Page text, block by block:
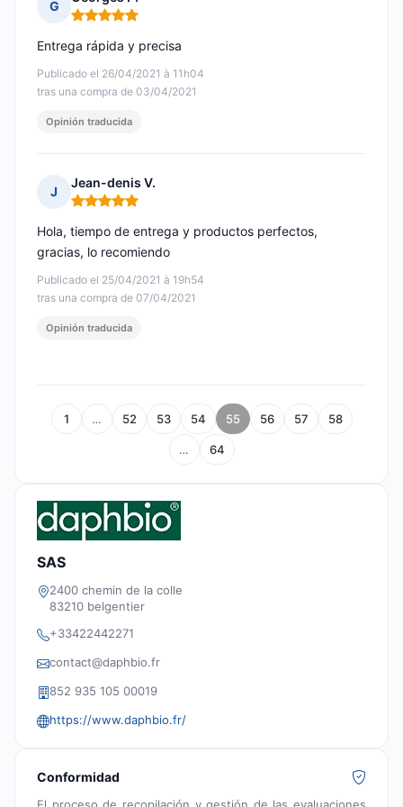
G
Nota: 5 de 5
Publicado el 26/04/2021 à 11h04
tras una compra de 03/04/2021
Entrega rápida y precisa
Opinión traducida
J
Jean-denis V.
Nota: 5 de 5
Publicado el 25/04/2021 à 19h54
tras una compra de 07/04/2021
Hola, tiempo de entrega y productos perfectos,
gracias, lo recomiendo
Opinión traducida
1 … 52 53 54 55 56 57 58
… 64
SAS
2400 chemin de la colle
83210 belgentier
+33422442271
contact@daphbio.fr
852 935 105 00019
https://www.daphbio.fr/
Conformidad